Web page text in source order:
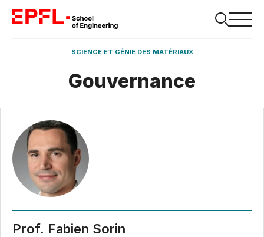
SCIENCE ET GÉNIE DES MATÉRIAUX
Gouvernance
Prof. Fabien Sorin